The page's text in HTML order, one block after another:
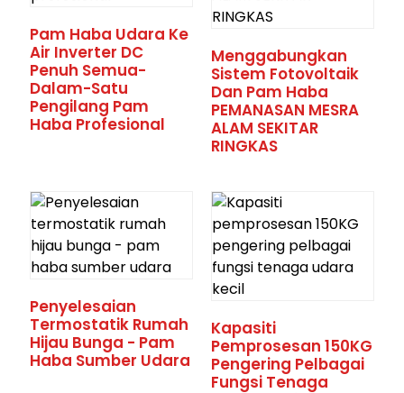
Pam Haba Udara Ke
Air Inverter DC
Penuh Semua-
Dalam-Satu
Pengilang Pam
Haba Profesional
Menggabungkan
Sistem Fotovoltaik
Dan Pam Haba
PEMANASAN MESRA
ALAM SEKITAR
RINGKAS
Penyelesaian
Termostatik Rumah
Hijau Bunga - Pam
Haba Sumber Udara
Kapasiti
Pemprosesan 150KG
Pengering Pelbagai
Fungsi Tenaga